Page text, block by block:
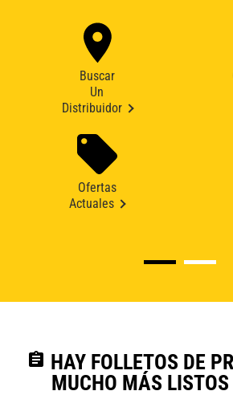
Buscar
Un
Distribuidor
Ofertas
Actuales
assignment HAY FOLLETOS DE
MUCHO MÁS